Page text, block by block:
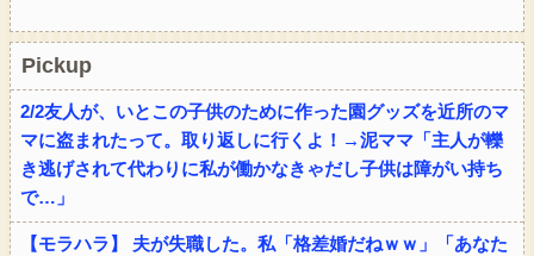
Pickup
2/2友人が、いとこの子供のために作った園グッズを近所のマ
マに盗まれたって。取り返しに行くよ！→泥ママ「主人が轢
き逃げされて代わりに私が働かなきゃだし子供は障がい持ち
で…」
【モラハラ】 夫が失職した。私「格差婚だねｗｗ」「あなた